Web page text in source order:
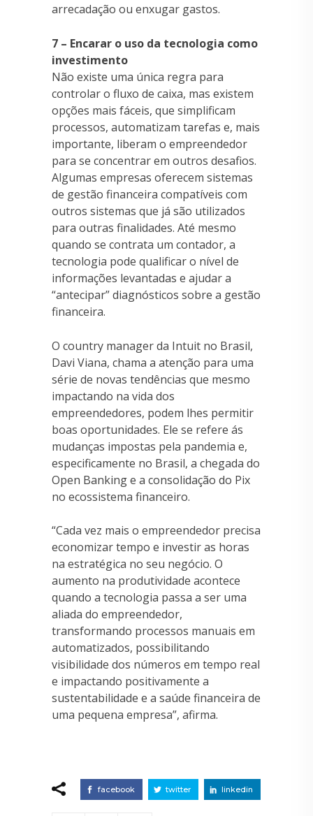
arrecadação ou enxugar gastos.
7 – Encarar o uso da tecnologia como
investimento
Não existe uma única regra para
controlar o fluxo de caixa, mas existem
opções mais fáceis, que simplificam
processos, automatizam tarefas e, mais
importante, liberam o empreendedor
para se concentrar em outros desafios.
Algumas empresas oferecem sistemas
de gestão financeira compatíveis com
outros sistemas que já são utilizados
para outras finalidades. Até mesmo
quando se contrata um contador, a
tecnologia pode qualificar o nível de
informações levantadas e ajudar a
“antecipar” diagnósticos sobre a gestão
financeira.
O country manager da Intuit no Brasil,
Davi Viana, chama a atenção para uma
série de novas tendências que mesmo
impactando na vida dos
empreendedores, podem lhes permitir
boas oportunidades. Ele se refere ás
mudanças impostas pela pandemia e,
especificamente no Brasil, a chegada do
Open Banking e a consolidação do Pix
no ecossistema financeiro.
“Cada vez mais o empreendedor precisa
economizar tempo e investir as horas
na estratégica no seu negócio. O
aumento na produtividade acontece
quando a tecnologia passa a ser uma
aliada do empreendedor,
transformando processos manuais em
automatizados, possibilitando
visibilidade dos números em tempo real
e impactando positivamente a
sustentabilidade e a saúde financeira de
uma pequena empresa”, afirma.
facebook twitter linkedin